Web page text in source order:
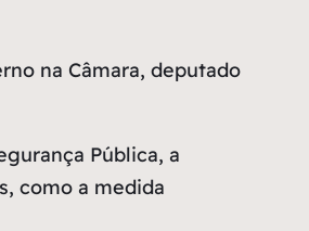
na Câmara, deputado
Pública, a
como a medida